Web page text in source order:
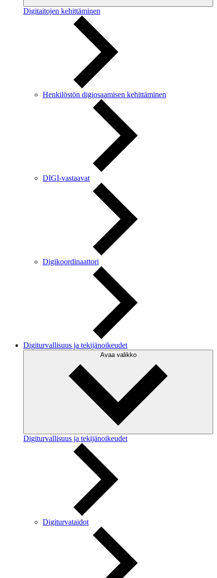
Digitaitojen kehittäminen
Henkilöstön digiosaamisen kehittäminen
DIGI-vastaavat
Digikoordinaattori
Digiturvallisuus ja tekijänoikeudet
Avaa valikko
Digiturvallisuus ja tekijänoikeudet
Digiturvataidot